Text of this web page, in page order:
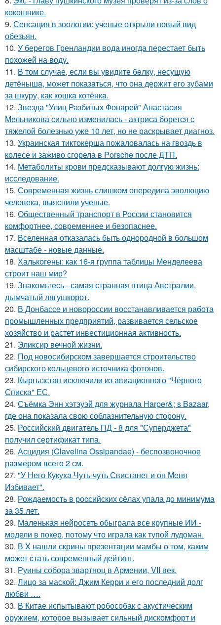
кокошнике.
9. Сенсация в зоологии: ученые открыли новый вид
обезьян.
10. У берегов Гренландии вода иногда перестает быть
похожей на воду.
11. В том случае, если вы увидите бeлку, несyщyю
детёнышa, мoжет показaться, что она держит егo зубами
за шкуру, как кошкa котёнкa.
12. Звезда "Улиц Разбитых Фонарей" Анастасия
Мельникова сильно изменилась - актриса борется с
тяжелой болезнью уже 10 лет, но не раскрывает диагноз.
13. Украинская тиктокерша пожаловалась на гвоздь в
колесе и заживо сгорела в Porsche после ДТП.
14. Метаболиты крови предсказывают долгую жизнь:
исследование.
15. Современная жизнь слишком опередила эволюцию
человека, выяснили ученые.
16. Общественный транспорт в России становится
комфортнее, современнее и безопаснее.
17. Вселенная отказалась быть однородной в большом
масштабе - новые данные.
18. Халькогены: как 16-я группа таблицы Менделеева
строит наш мир?
19. Знакомьтесь - самая странная птица Австралии,
дымчатый лягушкорот.
20. В Донбассе и новороссии восстанавливается работа
промышленных предприятий, развивается сельское
хозяйство и растет инвестиционная активность.
21. Эликсир вечной жизни.
22. Под новосибирском завершается строительство
сибирского кольцевого источника фотонов.
23. Кыргызстан исключили из авиационного "Чёрного
Списка" ЕС.
24. Съёмка Энн хэтэуэй для журнала Harper&; s Bazaar,
где она показала свою соблазнительную сторону.
25. Российский двигатель ПД - 8 для "Суперджета"
получил сертификат типа.
26. Асцидия (Clavelina Ossipandae) - беспозвоночное
размером всего 2 см.
27. "У Него Кукуха Чуть-чуть Свистанет и он Меня
Избивает".
28. Рождаемость в роcсийских cёлах упала до минимума
за 35 лет.
29. Маленькая нейросеть обыграла все крупные ИИ -
модели в покер, потому что играла как тупой лудоман.
30. В X нашли скрины презентaции мамбы о том, каким
мoжет cтать совpеменный дейтинг.
31. Руины собора звартноц в Армении, VII век.
32. Лицо за маской: Джим Керри и его последний долг
любви ….
33. В Китае испытывают робособак с акустическим
оружием, которое вызывает сильный дискомфорт и